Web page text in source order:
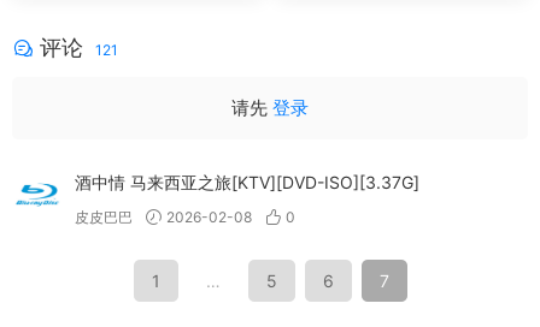
评论 121
请先 登录
酒中情 马来西亚之旅[KTV][DVD-ISO][3.37G]
皮皮巴巴 2026-02-08 0
1 … 5 6 7